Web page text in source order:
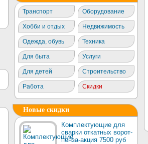
Транспорт Оборудование
Хобби и отдых Недвижимость
Одежда, обувь Техника
Для быта Услуги
Для детей Строительство
Работа Скидки
Новые скидки
Комплектующие для
сварки откатных ворот-
пенза-акция 7500 руб